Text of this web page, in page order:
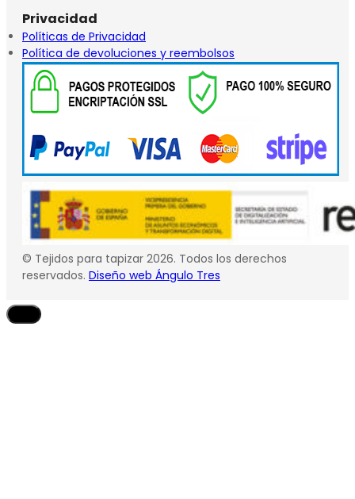
Privacidad
Políticas de Privacidad
Política de devoluciones y reembolsos
© Tejidos para tapizar 2026. Todos los derechos
reservados. Diseño web Ángulo Tres